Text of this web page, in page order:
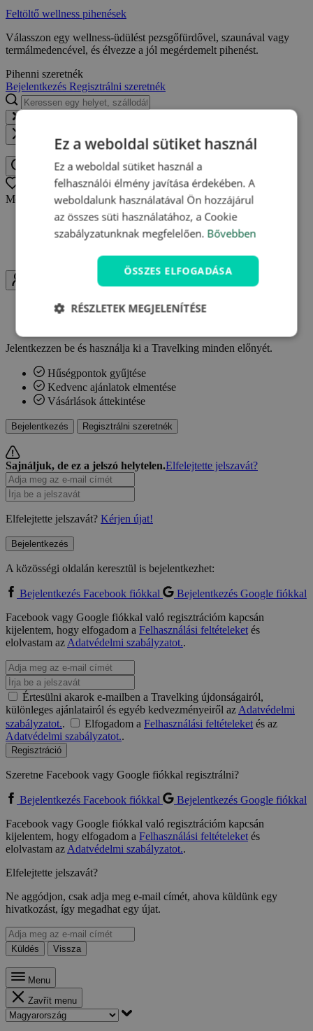
Feltöltő wellness pihenések
Válasszon egy wellness-üdülést pezsgőfürdővel, szaunával vagy
termálmedencével, és élvezze a jól megérdemelt pihenést.
Pihenni szeretnék
Bejelentkezés Regisztrálni szeretnék
Keressen egy helyet, szállodát, élményt
Oblíbené 0
Még nincsenek kedvenc ajánlatai.
Bármikor visszatérhet a mentett ajánlatokhoz
Egy helyen megtalálhatja kedvenc ajánlatait
Értesítéseket kaphat az ajánlatok változásairól
Bejelentkezés
Jelentkezzen be és használja ki a Travelking minden előnyét.
Hűségpontok gyűjtése
Kedvenc ajánlatok elmentése
Vásárlások áttekintése
Bejelentkezés Regisztrálni szeretnék
Sajnáljuk, de ez a jelszó helytelen.Elfelejtette jelszavát?
Elfelejtette jelszavát? Kérjen újat!
Bejelentkezés
A közösségi oldalán keresztül is bejelentkezhet:
Bejelentkezés Facebook fiókkal
Bejelentkezés Google fiókkal
Facebook vagy Google fiókkal való regisztrációm kapcsán
kijelentem, hogy elfogadom a Felhasználási feltételeketés
elolvastam azAdatvédelmi szabályzatot..
Értesülni akarok e-mailben a Travelking újdonságairól,
különleges ajánlatairól és egyéb kedvezményeiről azAdatvédelmi
szabályzatot.. Elfogadom a Felhasználási feltételeketés az
Adatvédelmi szabályzatot..
Regisztráció
Szeretne Facebook vagy Google fiókkal regisztrálni?
Bejelentkezés Facebook fiókkal
Bejelentkezés Google fiókkal
Facebook vagy Google fiókkal való regisztrációm kapcsán
kijelentem, hogy elfogadom a Felhasználási feltételeketés
elolvastam azAdatvédelmi szabályzatot..
Elfelejtette jelszavát?
Ne aggódjon, csak adja meg e-mail címét, ahova küldünk egy
hivatkozást, így megadhat egy újat.
Küldés Vissza
Menu
Zavřít menu
Ez a weboldal sütiket használ
Ez a weboldal sütiket használ a
felhasználói élmény javítása érdekében. A
weboldalunk használatával Ön hozzájárul
az összes süti használatához, a Cookie
szabályzatunknak megfelelően. Bővebben
ÖSSZES ELFOGADÁSA
RÉSZLETEK MEGJELENÍTÉSE